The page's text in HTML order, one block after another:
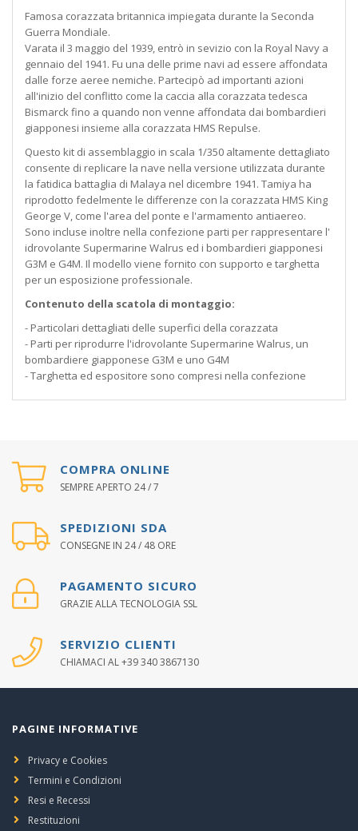
Famosa corazzata britannica impiegata durante la Seconda
Guerra Mondiale.
Varata il 3 maggio del 1939, entrò in sevizio con la Royal Navy a
gennaio del 1941. Fu una delle prime navi ad essere affondata
dalle forze aeree nemiche. Partecipò ad importanti azioni
all'inizio del conflitto come la caccia alla corazzata tedesca
Bismarck fino a quando non venne affondata dai bombardieri
giapponesi insieme alla corazzata HMS Repulse.
Questo kit di assemblaggio in scala 1/350 altamente dettagliato
consente di replicare la nave nella versione utilizzata durante
la fatidica battaglia di Malaya nel dicembre 1941. Tamiya ha
riprodotto fedelmente le differenze con la corazzata HMS King
George V, come l'area del ponte e l'armamento antiaereo.
Sono incluse inoltre nella confezione parti per rappresentare l'
idrovolante Supermarine Walrus ed i bombardieri giapponesi
G3M e G4M. Il modello viene fornito con supporto e targhetta
per un esposizione professionale.
Contenuto della scatola di montaggio:
- Particolari dettagliati delle superfici della corazzata
- Parti per riprodurre l'idrovolante Supermarine Walrus, un
bombardiere giapponese G3M e uno G4M
- Targhetta ed espositore sono compresi nella confezione
COMPRA ONLINE
SEMPRE APERTO 24 / 7
SPEDIZIONI SDA
CONSEGNE IN 24 / 48 ORE
PAGAMENTO SICURO
GRAZIE ALLA TECNOLOGIA SSL
SERVIZIO CLIENTI
CHIAMACI AL +39 340 3867130
PAGINE INFORMATIVE
Privacy e Cookies
Termini e Condizioni
Resi e Recessi
Restituzioni